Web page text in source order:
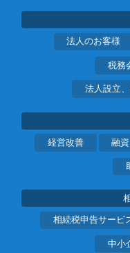
法人のお客様
税務
法人設立
経営改善 融資
相続税申告サービ
中小